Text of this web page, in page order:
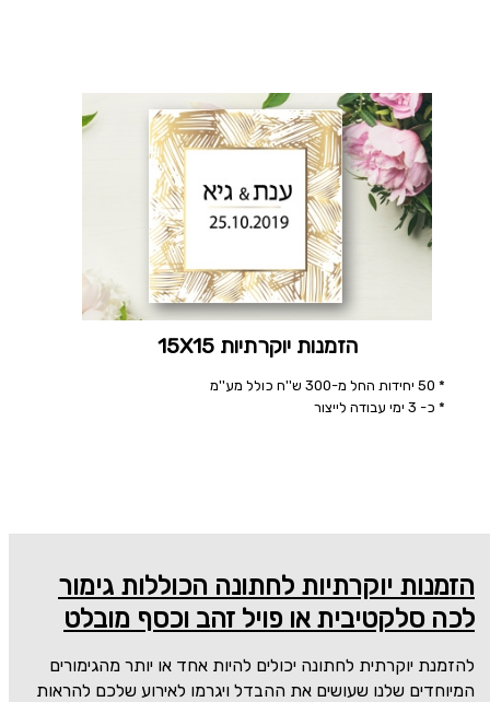
הזמנות יוקרתיות 15X15
* 50 יחידות החל מ-300 ש''ח כולל מע''מ
* כ- 3 ימי עבודה לייצור
הזמנות יוקרתיות לחתונה הכוללות גימור
לכה סלקטיבית או פויל זהב וכסף מובלט
להזמנת יוקרתית לחתונה יכולים להיות אחד או יותר מהגימורים
המיוחדים שלנו שעושים את ההבדל ויגרמו לאירוע שלכם להראות